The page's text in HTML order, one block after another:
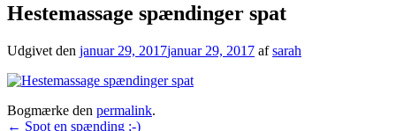
Hestemassage spændinger spat
Udgivet den januar 29, 2017januar 29, 2017 afsarah
Bogmærke den permalink.
← Spot en spænding ;-)